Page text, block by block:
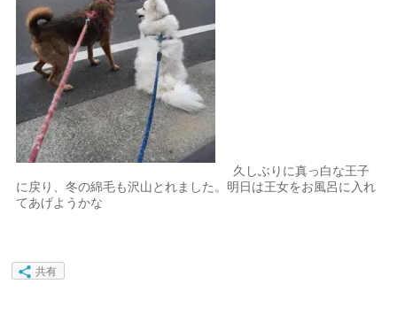
久しぶりに真っ白な王子
に戻り、冬の綿毛も沢山とれました。明日は王女をお風呂に入れ
てあげようかな
共有